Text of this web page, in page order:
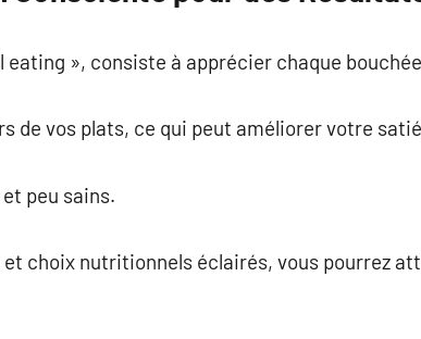
», consiste à apprécier chaque
de vos plats, ce qui peut améliorer votre
peu sains.
choix nutritionnels éclairés, vous pourrez